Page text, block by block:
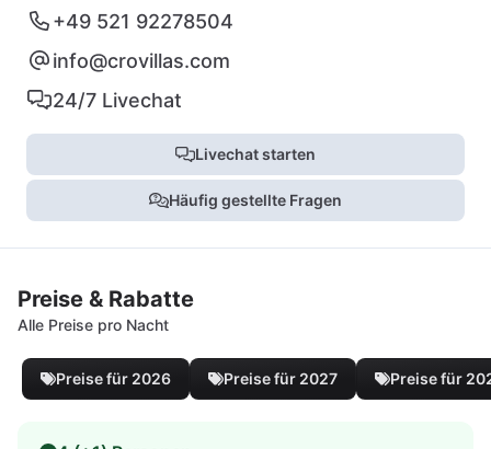
+49 521 92278504
info@crovillas.com
24/7 Livechat
Livechat starten
Häufig gestellte Fragen
Preise & Rabatte
Alle Preise pro Nacht
Preise für 2026 Preise für 2027 Preise für